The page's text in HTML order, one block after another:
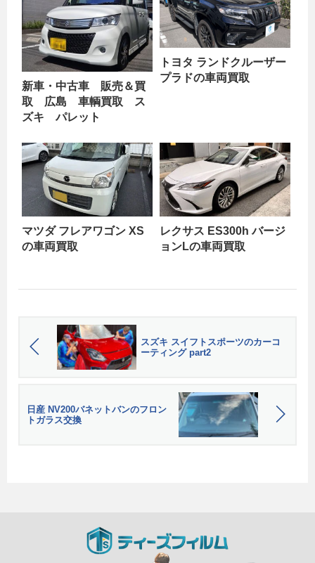
新車・中古車 販売＆買
取 広島 車輌買取 ス
ズキ パレット
トヨタ ランドクルーザー
プラドの車両買取
マツダ フレアワゴン XS
の車両買取
レクサス ES300h バージ
ョンLの車両買取
スズキ スイフトスポーツのカーコ
ーティング part2
日産 NV200バネットバンのフロン
トガラス交換